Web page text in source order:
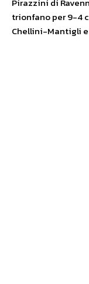
Pirazzini di
trionfano per 9-4
Chellini-Mantigli